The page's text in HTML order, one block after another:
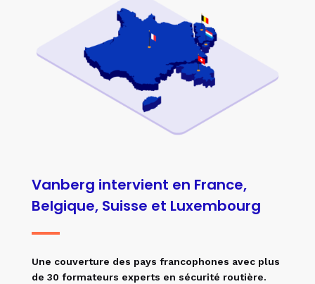
Vanberg intervient en France,
Belgique, Suisse et Luxembourg
Une couverture des pays francophones avec plus
de 30 formateurs experts en sécurité routière.